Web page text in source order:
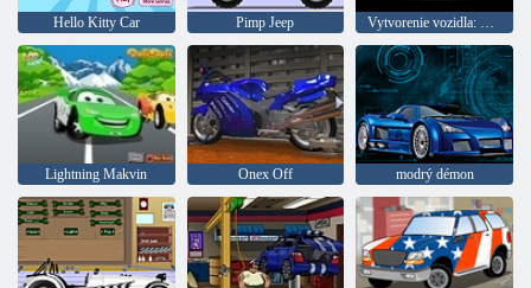
Hello Kitty Car Pimp Jeep Vytvorenie vozidla: Tuning
Lightning Makvin Onex Off modrý démon